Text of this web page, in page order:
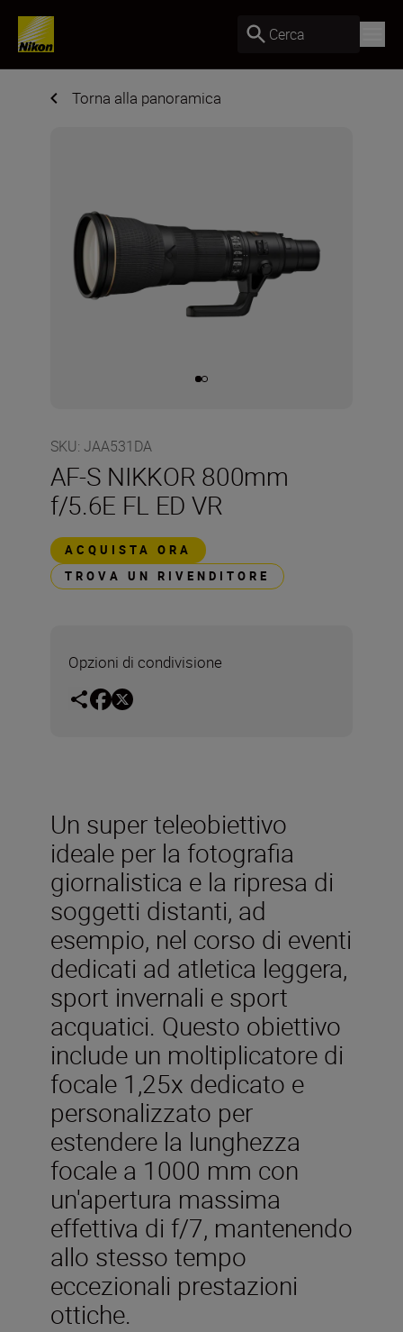
Cerca
Torna alla panoramica
SKU: JAA531DA
AF-S NIKKOR 800mm
f/5.6E FL ED VR
ACQUISTA ORA
TROVA UN RIVENDITORE
Opzioni di condivisione
Un super teleobiettivo
ideale per la fotografia
giornalistica e la ripresa di
soggetti distanti, ad
esempio, nel corso di eventi
dedicati ad atletica leggera,
sport invernali e sport
acquatici. Questo obiettivo
include un moltiplicatore di
focale 1,25x dedicato e
personalizzato per
estendere la lunghezza
focale a 1000 mm con
un'apertura massima
effettiva di f/7, mantenendo
allo stesso tempo
eccezionali prestazioni
ottiche.